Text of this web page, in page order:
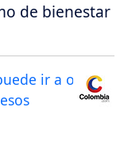
de bienestar